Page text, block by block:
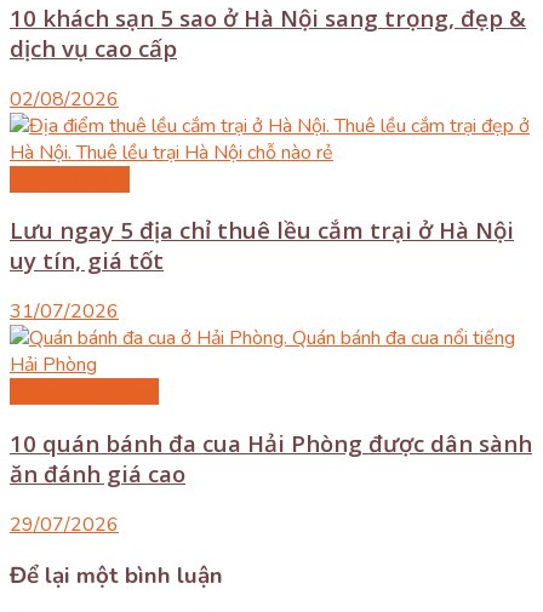
10 khách sạn 5 sao ở Hà Nội sang trọng, đẹp &
dịch vụ cao cấp
02/08/2026
Lưu ngay 5 địa chỉ thuê lều cắm trại ở Hà Nội
uy tín, giá tốt
31/07/2026
10 quán bánh đa cua Hải Phòng được dân sành
ăn đánh giá cao
29/07/2026
Để lại một bình luận